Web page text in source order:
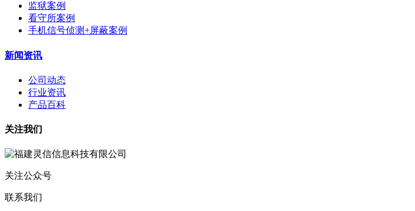
监狱案例
看守所案例
手机信号侦测+屏蔽案例
新闻资讯
公司动态
行业资讯
产品百科
关注我们
关注公众号
联系我们